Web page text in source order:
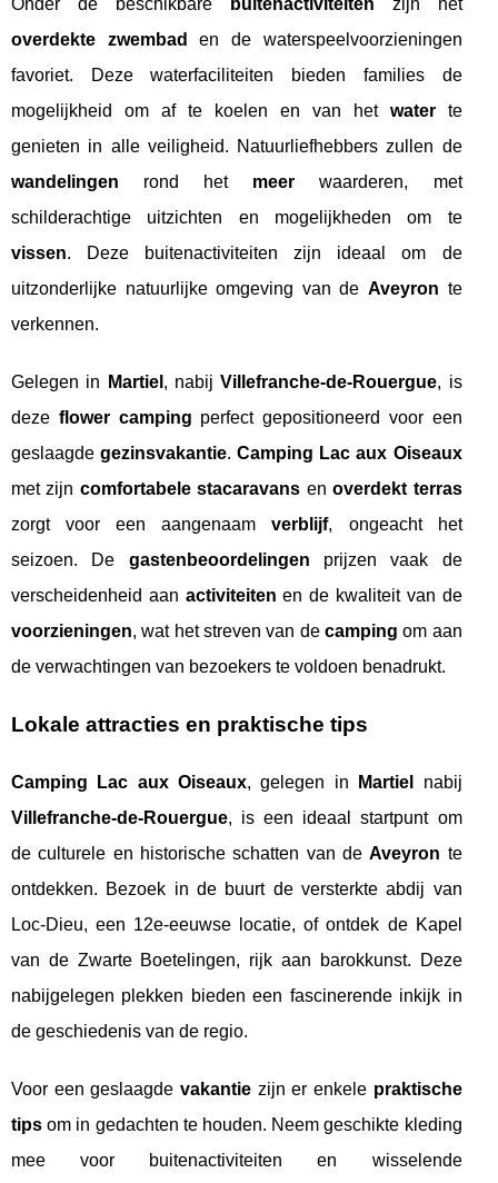
Onder de beschikbare buitenactiviteiten zijn het
overdekte zwembad
en de waterspeelvoorzieningen
favoriet. Deze waterfaciliteiten bieden families de
mogelijkheid om af te koelen en van het waterte
genieten in alle veiligheid. Natuurliefhebbers zullen de
wandelingen rond het meer waarderen, met
schilderachtige uitzichten en mogelijkheden om te
vissen. Deze buitenactiviteiten zijn ideaal om de
uitzonderlijke natuurlijke omgeving van de Aveyron te
verkennen.
Gelegen in Martiel , nabijVillefranche-de-Rouergue, is
deze flower camping perfect gepositioneerd voor een
geslaagdegezinsvakantie.Camping Lac aux Oiseaux
met zijn comfortabele stacaravans enoverdekt terras
zorgt voor een aangenaamverblijf, ongeacht het
seizoen. De gastenbeoordelingen prijzen vaak de
verscheidenheid aan activiteiten en de kwaliteit van de
voorzieningen, wat het streven van de camping om aan
de verwachtingen van bezoekers te voldoen benadrukt.
Lokale attracties en praktische tips
Camping Lac aux Oiseaux, gelegen in Martiel
nabij
Villefranche-de-Rouergue, is een ideaal startpunt om
de culturele en historische schatten van deAveyron te
ontdekken. Bezoek in de buurt de versterkte abdij van
Loc-Dieu, een 12e-eeuwse locatie, of ontdek de Kapel
van de Zwarte Boetelingen, rijk aan barokkunst. Deze
nabijgelegen plekken bieden een fascinerende inkijk in
de geschiedenis van de regio.
Voor een geslaagde vakantiezijn er enkele praktische
tips om in gedachten te houden. Neem geschikte kleding
mee voor buitenactiviteiten en wisselende